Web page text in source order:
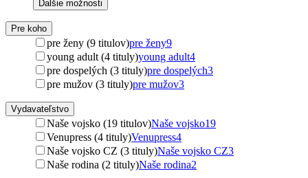
Ďalšie možnosti
Pre koho
pre ženy (9 titulov)pre ženy9
young adult (4 tituly)young adult4
pre dospelých (3 tituly)pre dospelých3
pre mužov (3 tituly)pre mužov3
Vydavateľstvo
Naše vojsko (19 titulov)Naše vojsko19
Venupress (4 tituly)Venupress4
Naše vojsko CZ (3 tituly)Naše vojsko CZ3
Naše rodina (2 tituly)Naše rodina2